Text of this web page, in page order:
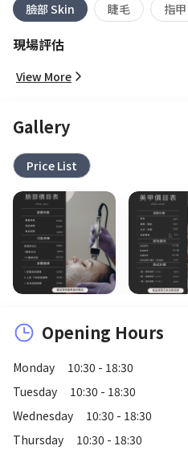
臉部 Skin 睫毛 指甲
現場評估
View More
Gallery
Price List
Opening Hours
Monday
10:30 - 18:30
Tuesday
10:30 - 18:30
Wednesday
10:30 - 18:30
Thursday
10:30 - 18:30